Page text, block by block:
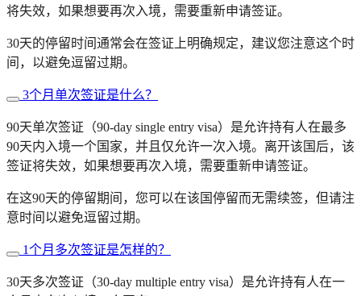
将失效，如果想要再次入境，需要重新申请签证。
30天的停留时间通常会在签证上明确规定，建议您注意这个时
间，以避免逗留过期。
3个月单次签证是什么？
90天单次签证（90-day single entry visa）是允许持有人在最多
90天内入境一个国家，并且仅允许一次入境。离开该国后，该
签证将失效，如果想要再次入境，需要重新申请签证。
在这90天的停留期间，您可以在该国停留而无需续签，但请注
意时间以避免逗留过期。
1个月多次签证是怎样的？
30天多次签证（30-day multiple entry visa）是允许持有人在一